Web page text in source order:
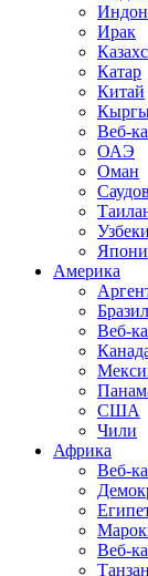
Ирак
Катар
Китай
Веб-
ОАЭ
Оман
Америка
Веб-
США
Чили
Африка
Веб-
Веб-